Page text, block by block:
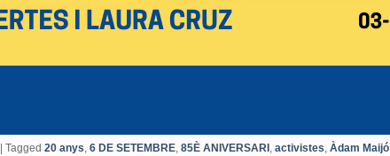
| Tagged 20 anys 6 DE SETEMBRE 85È ANIVERSARI activistes Àdam Maijó